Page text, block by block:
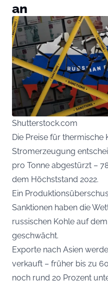
an
Shutterstock.com
Die Preise für thermische
Stromerzeugung
pro Tonne abgestürzt –
dem Höchststand 2022.
Ein
Sanktionen haben die
russischen Kohle auf
geschwächt.
Exporte nach Asien
verkauft – früher bis zu
noch rund 20 Prozent